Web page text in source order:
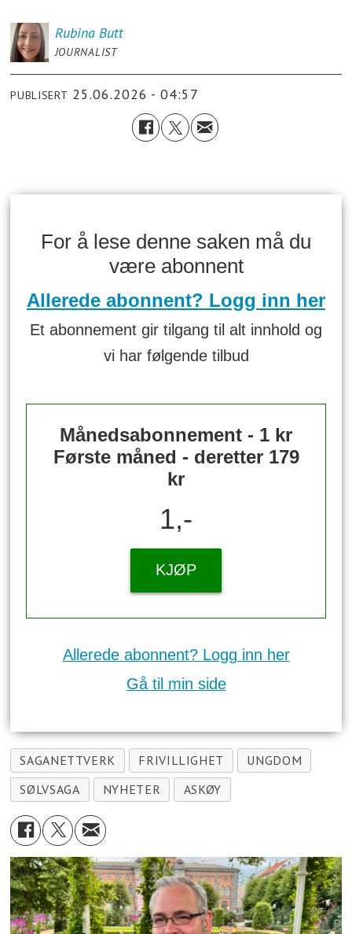
Rubina Butt
JOURNALIST
PUBLISERT 25.06.2026 - 04:57
For å lese denne saken må du
være abonnent
Allerede abonnent? Logg inn her
Et abonnement gir tilgang til alt innhold og
vi har følgende tilbud
Månedsabonnement - 1 kr
Første måned - deretter 179
kr
1,-
KJØP
Allerede abonnent? Logg inn her
Gå til min side
SAGANETTVERK FRIVILLIGHET
UNGDOM
SØLVSAGA
NYHETER ASKØY